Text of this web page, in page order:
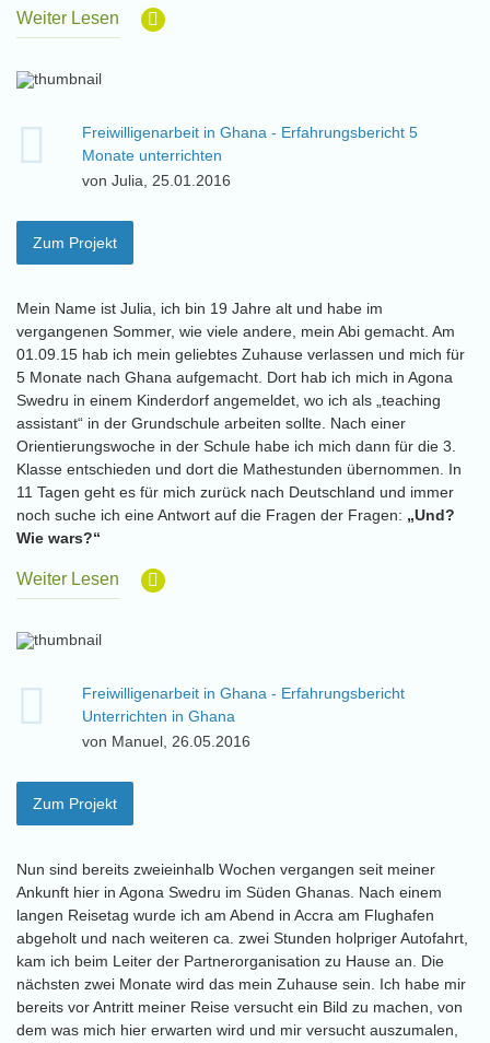
Weiter Lesen
Freiwilligenarbeit in Ghana - Erfahrungsbericht 5
Monate unterrichten
von Julia, 25.01.2016
Zum Projekt
Mein Name ist Julia, ich bin 19 Jahre alt und habe im
vergangenen Sommer, wie viele andere, mein Abi gemacht. Am
01.09.15 hab ich mein geliebtes Zuhause verlassen und mich für
5 Monate nach Ghana aufgemacht. Dort hab ich mich in Agona
Swedru in einem Kinderdorf angemeldet, wo ich als „teaching
assistant“ in der Grundschule arbeiten sollte. Nach einer
Orientierungswoche in der Schule habe ich mich dann für die 3.
Klasse entschieden und dort die Mathestunden übernommen. In
11 Tagen geht es für mich zurück nach Deutschland und immer
noch suche ich eine Antwort auf die Fragen der Fragen: „Und?
Wie wars?“
Weiter Lesen
Freiwilligenarbeit in Ghana - Erfahrungsbericht
Unterrichten in Ghana
von Manuel, 26.05.2016
Zum Projekt
Nun sind bereits zweieinhalb Wochen vergangen seit meiner
Ankunft hier in Agona Swedru im Süden Ghanas. Nach einem
langen Reisetag wurde ich am Abend in Accra am Flughafen
abgeholt und nach weiteren ca. zwei Stunden holpriger Autofahrt,
kam ich beim Leiter der Partnerorganisation zu Hause an. Die
nächsten zwei Monate wird das mein Zuhause sein. Ich habe mir
bereits vor Antritt meiner Reise versucht ein Bild zu machen, von
dem was mich hier erwarten wird und mir versucht auszumalen,